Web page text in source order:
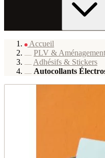
Accueil
PLV &
Adhésifs & Stickers
Autocollants